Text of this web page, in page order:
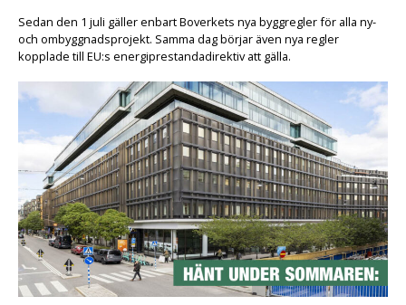
Sedan den 1 juli gäller enbart Boverkets nya byggregler för alla ny-
och ombyggnadsprojekt. Samma dag börjar även nya regler
kopplade till EU:s energiprestandadirektiv att gälla.